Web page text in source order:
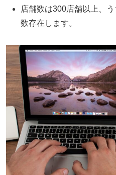
店舗数は300店舗以上、
数存在します。